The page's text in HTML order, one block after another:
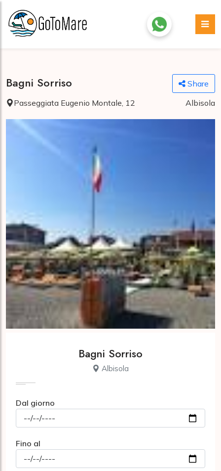
Bagni Sorriso
Share
Passeggiata Eugenio Montale, 12
Albisola
Bagni Sorriso
Albisola
Dal giorno
Fino al